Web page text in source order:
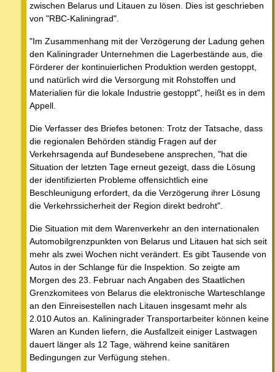
zwischen Belarus und Litauen zu lösen. Dies ist geschrieben
von "RBC-Kaliningrad".
"Im Zusammenhang mit der Verzögerung der Ladung gehen
den Kaliningrader Unternehmen die Lagerbestände aus, die
Förderer der kontinuierlichen Produktion werden gestoppt,
und natürlich wird die Versorgung mit Rohstoffen und
Materialien für die lokale Industrie gestoppt", heißt es in dem
Appell.
Die Verfasser des Briefes betonen: Trotz der Tatsache, dass
die regionalen Behörden ständig Fragen auf der
Verkehrsagenda auf Bundesebene ansprechen, "hat die
Situation der letzten Tage erneut gezeigt, dass die Lösung
der identifizierten Probleme offensichtlich eine
Beschleunigung erfordert, da die Verzögerung ihrer Lösung
die Verkehrssicherheit der Region direkt bedroht".
Die Situation mit dem Warenverkehr an den internationalen
Automobilgrenzpunkten von Belarus und Litauen hat sich seit
mehr als zwei Wochen nicht verändert. Es gibt Tausende von
Autos in der Schlange für die Inspektion. So zeigte am
Morgen des 23. Februar nach Angaben des Staatlichen
Grenzkomitees von Belarus die elektronische Warteschlange
an den Einreisestellen nach Litauen insgesamt mehr als
2.010 Autos an. Kaliningrader Transportarbeiter können keine
Waren an Kunden liefern, die Ausfallzeit einiger Lastwagen
dauert länger als 12 Tage, während keine sanitären
Bedingungen zur Verfügung stehen.